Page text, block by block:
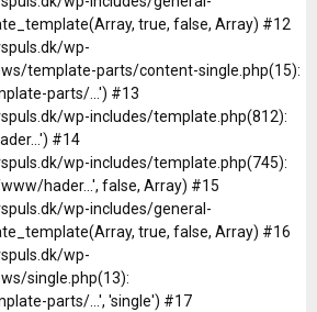
true, false, Array) #12
wp-
template-parts/content-single.php(15):
parts/...') #13
wp-includes/template.php(812):
#14
wp-includes/template.php(745):
hader...', false, Array) #15
wp-includes/general-
true, false, Array) #16
wp-
single.php(13):
parts/...', 'single') #17